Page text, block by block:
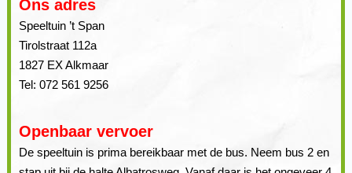
Ons adres
Speeltuin ’t Span
Tirolstraat 112a
1827 EX Alkmaar
Tel: 072 561 9256
Openbaar vervoer
De speeltuin is prima bereikbaar met de bus. Neem bus 2 en